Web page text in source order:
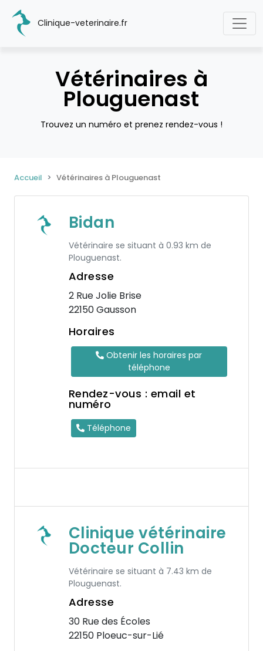
Clinique-veterinaire.fr
Vétérinaires à
Plouguenast
Trouvez un numéro et prenez rendez-vous !
Accueil Vétérinaires à Plouguenast
Bidan
Vétérinaire se situant à 0.93 km de
Plouguenast.
Adresse
2 Rue Jolie Brise
22150 Gausson
Horaires
Obtenir les horaires par
téléphone
Rendez-vous : email et
numéro
Téléphone
Clinique vétérinaire
Docteur Collin
Vétérinaire se situant à 7.43 km de
Plouguenast.
Adresse
30 Rue des Écoles
22150 Ploeuc-sur-Lié